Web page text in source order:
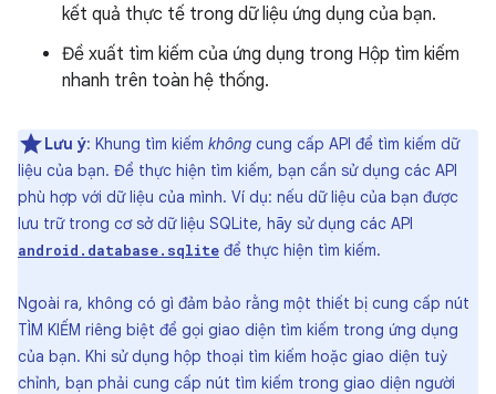
kết quả thực tế trong dữ liệu ứng dụng của bạn.
Đề xuất tìm kiếm của ứng dụng trong Hộp tìm kiếm
nhanh trên toàn hệ thống.
Lưu ý: Khung tìm kiếm không cung cấp API để tìm kiếm dữ
liệu của bạn. Để thực hiện tìm kiếm, bạn cần sử dụng các API
phù hợp với dữ liệu của mình. Ví dụ: nếu dữ liệu của bạn được
lưu trữ trong cơ sở dữ liệu SQLite, hãy sử dụng các API
android.database.sqlite để thực hiện tìm kiếm.
Ngoài ra, không có gì đảm bảo rằng một thiết bị cung cấp nút
TÌM KIẾM riêng biệt để gọi giao diện tìm kiếm trong ứng dụng
của bạn. Khi sử dụng hộp thoại tìm kiếm hoặc giao diện tuỳ
chỉnh, bạn phải cung cấp nút tìm kiếm trong giao diện người